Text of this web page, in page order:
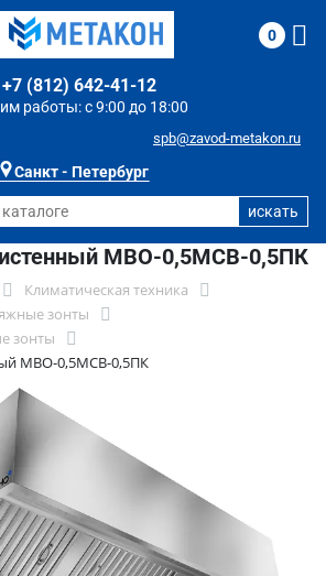
Санкт - Петербург
работы: с 9:00 до 18:00
+7 (812) 642-41-12
spb@zavod-metakon.ru
0
МВО-0,5МСВ-0,5ПК
Климатическая техника
зонты
зонты
МВО-0,5МСВ-0,5ПК